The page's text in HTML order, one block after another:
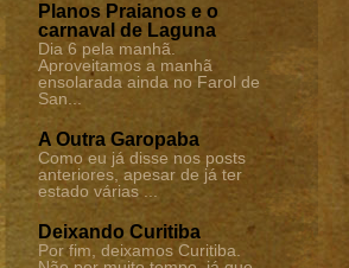
Planos Praianos e o
carnaval de Laguna
Dia 6 pela manhã.
Aproveitamos a manhã
ensolarada ainda no Farol de
San...
A Outra Garopaba
Como eu já disse nos posts
anteriores, apesar de já ter
estado várias ...
Deixando Curitiba
Por fim, deixamos Curitiba.